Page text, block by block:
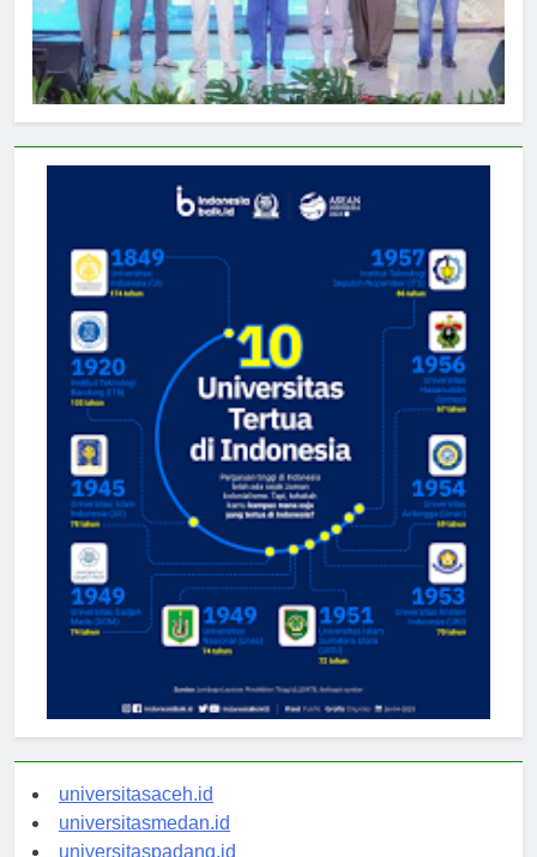
universitasaceh.id
universitasmedan.id